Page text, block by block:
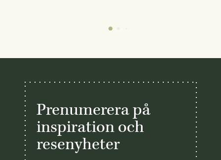
Prenumerera på
inspiration och
resenyheter